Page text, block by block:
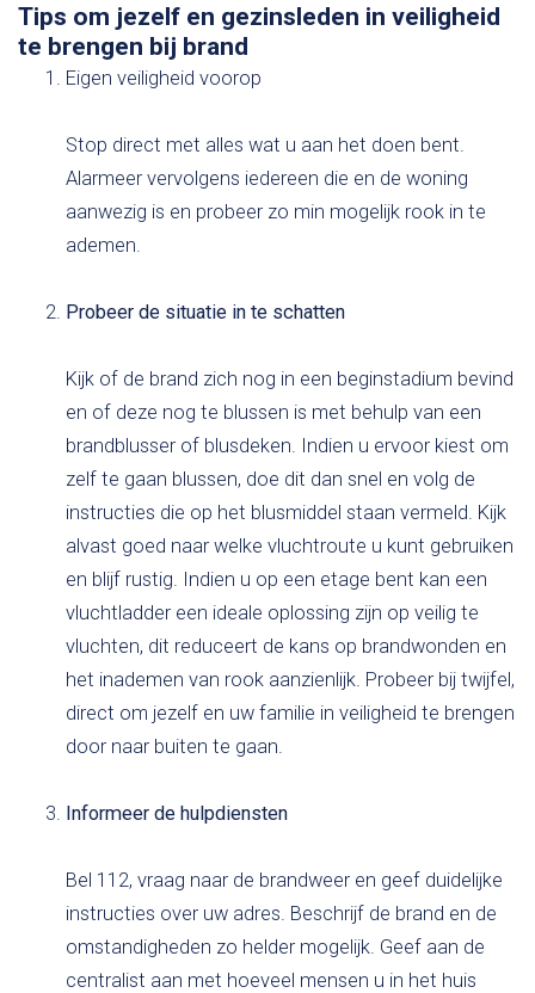
Tips om jezelf en gezinsleden in veiligheid
te brengen bij brand
Eigen veiligheid voorop
Stop direct met alles wat u aan het doen bent.
Alarmeer vervolgens iedereen die en de woning
aanwezig is en probeer zo min mogelijk rook in te
ademen.
Probeer de situatie in te schatten
Kijk of de brand zich nog in een beginstadium bevind
en of deze nog te blussen is met behulp van een
brandblusser of blusdeken. Indien u ervoor kiest om
zelf te gaan blussen, doe dit dan snel en volg de
instructies die op het blusmiddel staan vermeld. Kijk
alvast goed naar welke vluchtroute u kunt gebruiken
en blijf rustig. Indien u op een etage bent kan een
vluchtladder een ideale oplossing zijn op veilig te
vluchten, dit reduceert de kans op brandwonden en
het inademen van rook aanzienlijk. Probeer bij twijfel,
direct om jezelf en uw familie in veiligheid te brengen
door naar buiten te gaan.
Informeer de hulpdiensten
Bel 112, vraag naar de brandweer en geef duidelijke
instructies over uw adres. Beschrijf de brand en de
omstandigheden zo helder mogelijk. Geef aan de
centralist aan met hoeveel mensen u in het huis